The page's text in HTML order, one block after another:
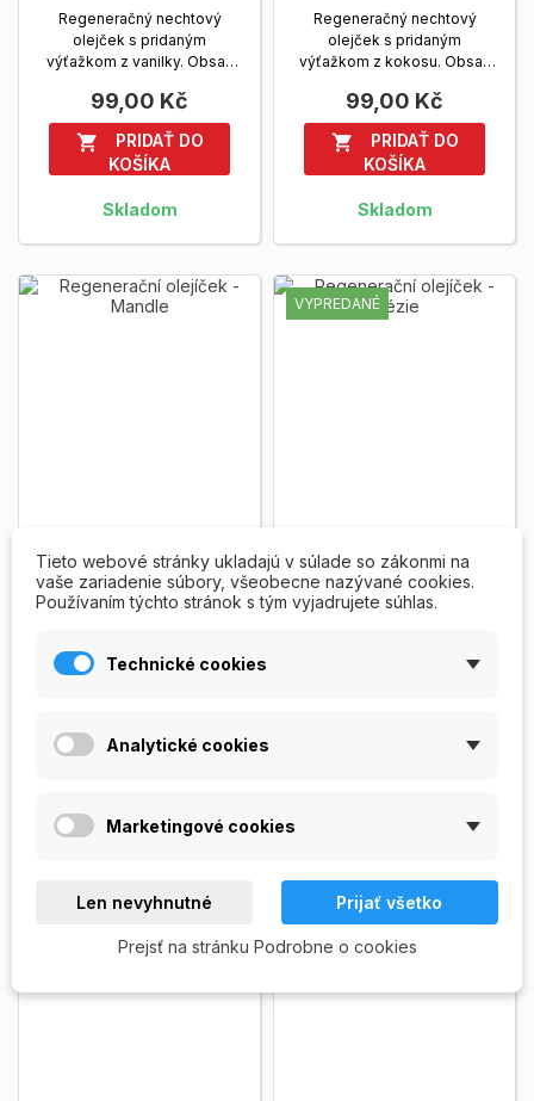
Regeneračný nechtový
olejček s pridaným
výťažkom z vanilky. Obsah
99,00 Kč

PRIDAŤ DO
KOŠÍKA
Skladom
Regeneračný nechtový
olejček s pridaným
výťažkom z kokosu. Obsah
99,00 Kč

PRIDAŤ DO
KOŠÍKA
Skladom
– Mandľový
Regeneračný nechtový
balenia: 14 ml.Zobrazit viac
KOŠÍKA
VYPREDANÉ
– Frézia
Regeneračný nechtový
Zobrazit viac
VYPREDANÉ
Tieto webové stránky ukladajú v súlade so zákonmi na
vaše zariadenie súbory, všeobecne nazývané cookies.
Používaním týchto stránok s tým vyjadrujete súhlas.
Technické cookies
Analytické cookies
Marketingové cookies
Len nevyhnutné Prijať všetko
Prejsť na stránku Podrobne o cookies